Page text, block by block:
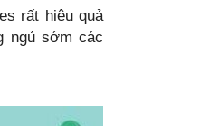
rất hiệu quả
ngủ sớm các